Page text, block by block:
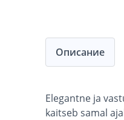
Описание
Elegantne ja
kaitseb samal